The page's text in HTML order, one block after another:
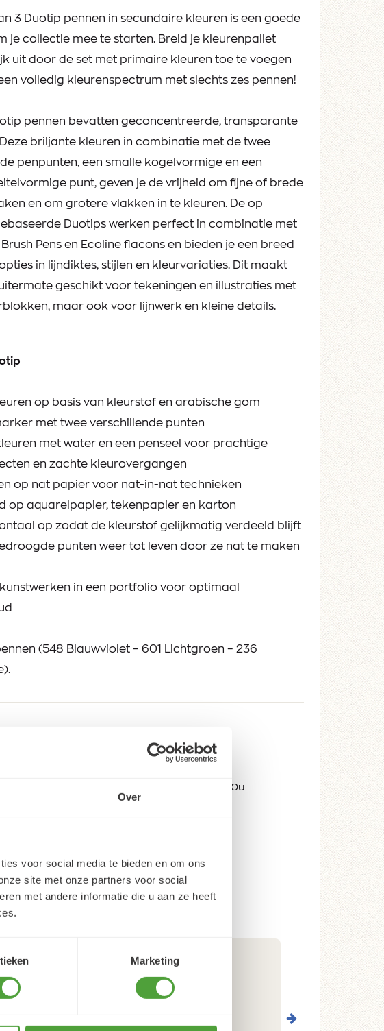
Over
voor social media te bieden en om ons
site met onze partners voor social
met andere informatie die u aan ze heeft
Marketing
3 Duotip pennen in secundaire kleuren is een goede
je collectie mee te starten. Breid je kleurenpallet
uit door de set met primaire kleuren toe te voegen
volledig kleurenspectrum met slechts zes pennen!
pennen bevatten geconcentreerde, transparante
briljante kleuren in combinatie met de twee
penpunten, een smalle kogelvormige en een
punt, geven je de vrijheid om fijne of brede
en om grotere vlakken in te kleuren. De op
Duotips werken perfect in combinatie met
Pens en Ecoline flacons en bieden je een breed
in lijndiktes, stijlen en kleurvariaties. Dit maakt
geschikt voor tekeningen en illustraties met
maar ook voor lijnwerk en kleine details.
op basis van kleurstof en arabische gom
met twee verschillende punten
met water en een penseel voor prachtige
en zachte kleurovergangen
op nat papier voor nat-in-nat technieken
op aquarelpapier, tekenpapier en karton
op zodat de kleurstof gelijkmatig verdeeld blijft
punten weer tot leven door ze nat te maken
in een portfolio voor optimaal
(548 Blauwviolet – 601 Lichtgroen – 236
ma 13:30-17:30; di-vr 9:00-17:30; za 9:00-17:00u
5/5